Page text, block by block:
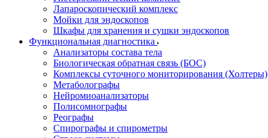
Лапароскопический комплекс
Мойки для эндоскопов
Шкафы для хранения и сушки эндоскопов
Функциональная диагностика
Анализаторы состава тела
Биологическая обратная связь (БОС)
Комплексы суточного мониторирования (Холтеры)
Метаболографы
Нейромиоанализаторы
Полисомнографы
Реографы
Спирографы и спирометры